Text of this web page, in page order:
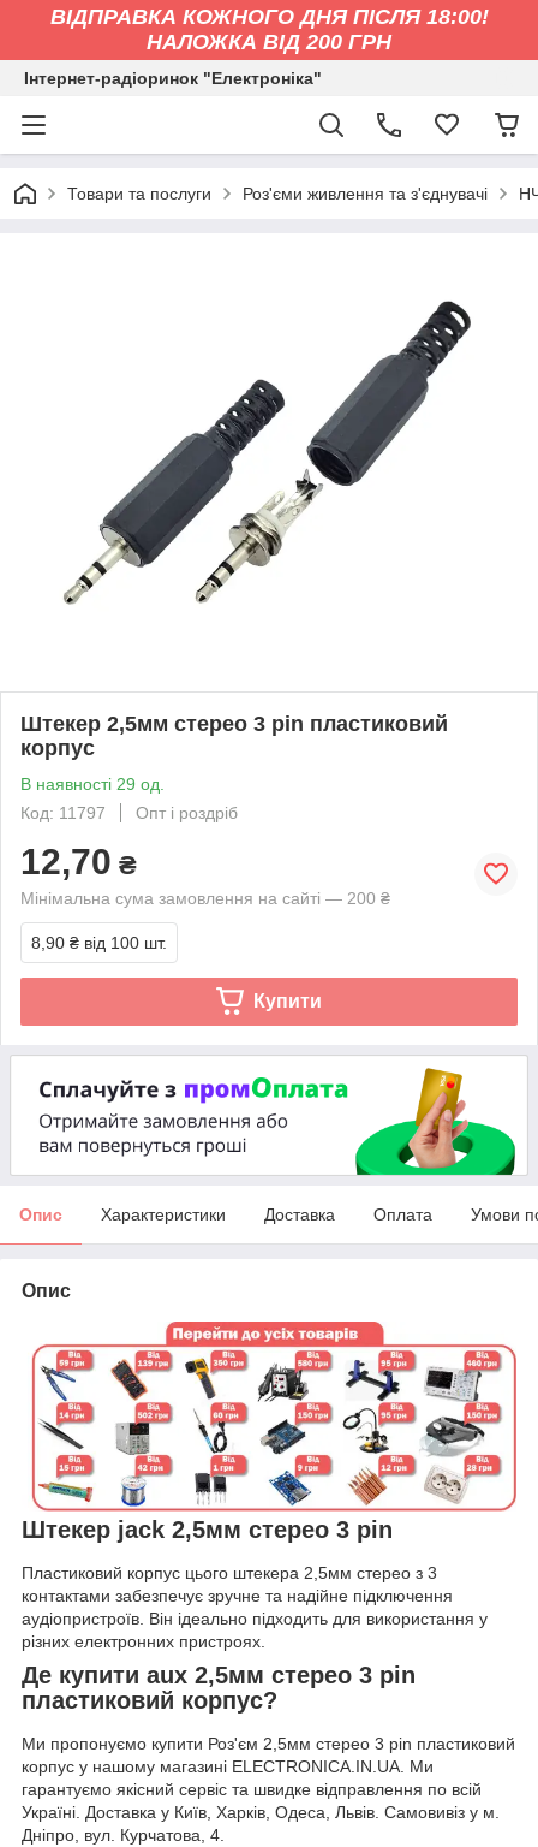
ВІДПРАВКА КОЖНОГО ДНЯ ПІСЛЯ 18:00!
НАЛОЖКА ВІД 200 ГРН
Інтернет-радіоринок "Електроніка"
Товари та послуги Роз'єми живлення та з'єднувачі
Штекер 2,5мм стерео 3 pin пластиковий
корпус
В наявності 29 од.
Код: 11797
Опт і роздріб
12,70 ₴
Мінімальна сума замовлення на сайті — 200 ₴
8,90 ₴ від 100 шт.
Купити
Опис Характеристики Доставка Оплата Умови
Опис
Штекер jack 2,5мм стерео 3 pin
Пластиковий корпус цього штекера 2,5мм стерео з 3
контактами забезпечує зручне та надійне підключення
аудіопристроїв. Він ідеально підходить для використання у
різних електронних пристроях.
Де купити aux 2,5мм стерео 3 pin
пластиковий корпус?
Ми пропонуємо купити Роз'єм 2,5мм стерео 3 pin пластиковий
корпус у нашому магазині ELECTRONICA.IN.UA. Ми
гарантуємо якісний сервіс та швидке відправлення по всій
Україні. Доставка у Київ, Харків, Одеса, Львів. Самовивіз у м.
Дніпро, вул. Курчатова, 4.